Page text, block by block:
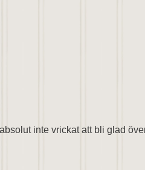
inte vrickat att bli glad